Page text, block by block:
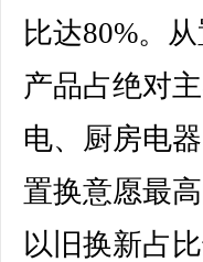
比达80%。
产品占绝对
电、厨房电
置换意愿最
以旧换新占